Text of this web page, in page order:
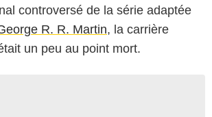
controversé de la série adaptée
R. R. Martin, la carrière
un peu au point mort.